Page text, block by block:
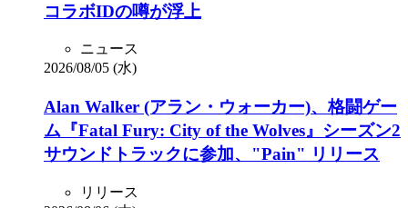
コラボIDの噂が浮上
ニュース
2026/08/05 (水)
Alan Walker (アラン・ウォーカー)、格闘ゲー
ム『Fatal Fury: City of the Wolves』シーズン2
サウンドトラックに参加、"Pain" リリース
リリース